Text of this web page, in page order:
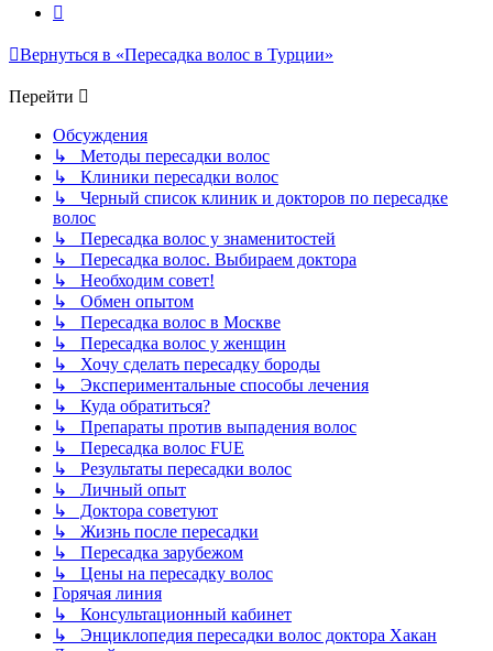
Вернуться в «Пересадка волос в Турции»
Перейти
Обсуждения
↳ Методы пересадки волос
↳ Клиники пересадки волос
↳ Черный список клиник и докторов по пересадке
волос
↳ Пересадка волос у знаменитостей
↳ Пересадка волос. Выбираем доктора
↳ Необходим совет!
↳ Обмен опытом
↳ Пересадка волос в Москве
↳ Пересадка волос у женщин
↳ Хочу сделать пересадку бороды
↳ Экспериментальные способы лечения
↳ Куда обратиться?
↳ Препараты против выпадения волос
↳ Пересадка волос FUE
↳ Результаты пересадки волос
↳ Личный опыт
↳ Доктора советуют
↳ Жизнь после пересадки
↳ Пересадка зарубежом
↳ Цены на пересадку волос
Горячая линия
↳ Консультационный кабинет
↳ Энциклопедия пересадки волос доктора Хакан